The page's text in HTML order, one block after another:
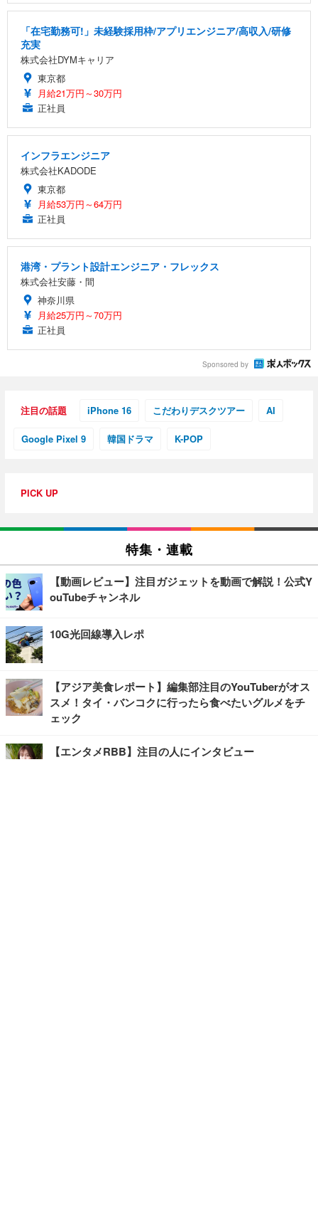
「在宅勤務可!」未経験採用枠/アプリエンジニア/高収入/研修
充実
株式会社DYMキャリア
東京都
月給21万円～30万円
正社員
インフラエンジニア
株式会社KADODE
東京都
月給53万円～64万円
正社員
港湾・プラント設計エンジニア・フレックス
株式会社安藤・間
神奈川県
月給25万円～70万円
正社員
Sponsored by
注目の話題 iPhone 16 こだわりデスクツアー AI
Google Pixel 9 韓国ドラマ K-POP
PICK UP
特集・連載
【動画レビュー】注目ガジェットを動画で解説！公式Y
ouTubeチャンネル
10G光回線導入レポ
【アジア美食レポート】編集部注目のYouTuberがオス
スメ！タイ・バンコクに行ったら食べたいグルメをチ
ェック
【エンタメRBB】注目の人にインタビュー